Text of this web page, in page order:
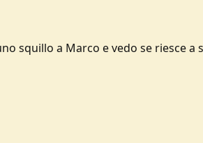
squillo a Marco e vedo se riesce a